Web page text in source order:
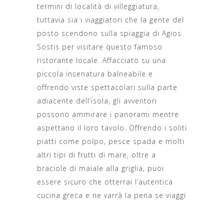
termini di località di villeggiatura,
tuttavia sia i viaggiatori che la gente del
posto scendono sulla spiaggia di Agios
Sostis per visitare questo famoso
ristorante locale. Affacciato su una
piccola insenatura balneabile e
offrendo viste spettacolari sulla parte
adiacente dell’isola, gli avventori
possono ammirare i panorami mentre
aspettano il loro tavolo. Offrendo i soliti
piatti come polpo, pesce spada e molti
altri tipi di frutti di mare, oltre a
braciole di maiale alla griglia, puoi
essere sicuro che otterrai l’autentica
cucina greca e ne varrà la pena se viaggi